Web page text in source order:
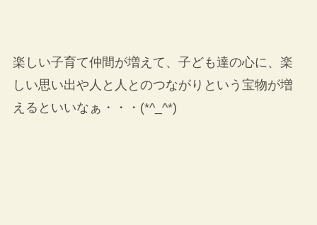
楽しい子育て仲間が増えて、子ども達の心に、楽
しい思い出や人と人とのつながりという宝物が増
えるといいなぁ・・・(*^_^*)